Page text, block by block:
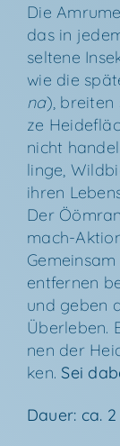
Die
das in
sel­te­ne
wie die
na),
ze
nicht
lin­ge,
ihren
Der
mach-
ent­fer­nen
und geben
Über­le­ben.
nen der
ken. Sei
Dau­er: ca.